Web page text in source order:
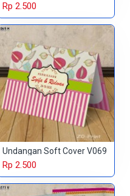
Rp 2.500
Undangan Soft Cover V069
Rp 2.500